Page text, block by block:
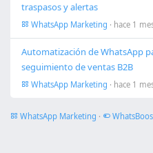
traspasos y alertas
WhatsApp Marketing · hace 1
Automatización de WhatsApp
seguimiento de ventas B2B
WhatsApp Marketing · hace 1
WhatsApp Marketing ·